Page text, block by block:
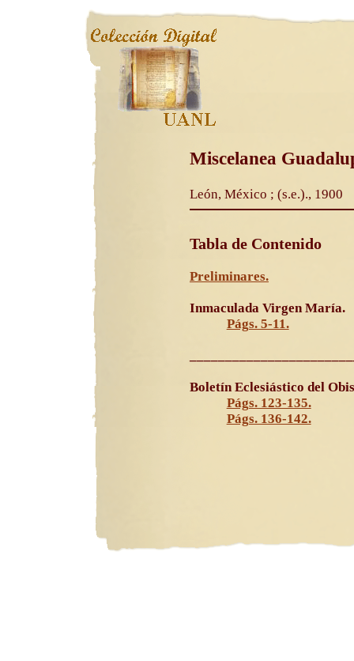
Miscelanea
León, México ; (s.e.)., 1900
Tabla de Contenido
Preliminares.
Inmaculada Virgen María.
Págs. 5-11.
Boletín Eclesiástico del
Págs. 123-135.
Págs. 136-142.